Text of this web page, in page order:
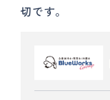
切です。